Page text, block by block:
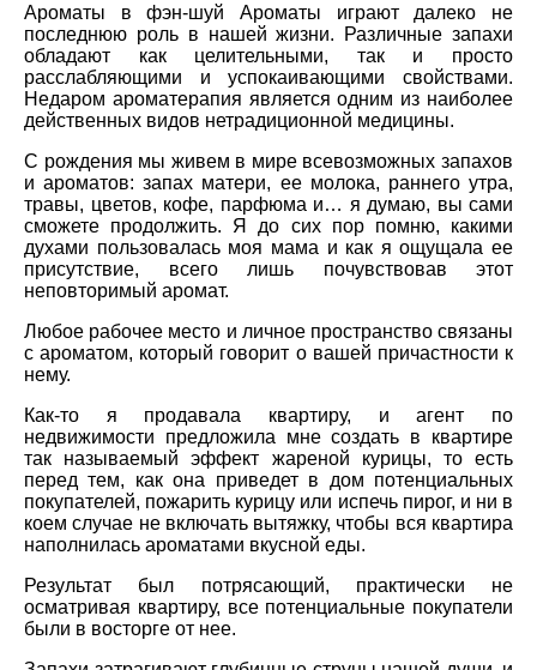
Ароматы в фэн-шуй Ароматы играют далеко не
последнюю роль в нашей жизни. Различные запахи
обладают как целительными, так и просто
расслабляющими и успокаивающими свойствами.
Недаром ароматерапия является одним из наиболее
действенных видов нетрадиционной медицины.
С рождения мы живем в мире всевозможных запахов
и ароматов: запах матери, ее молока, раннего утра,
травы, цветов, кофе, парфюма и… я думаю, вы сами
сможете продолжить. Я до сих пор помню, какими
духами пользовалась моя мама и как я ощущала ее
присутствие, всего лишь почувствовав этот
неповторимый аромат.
Любое рабочее место и личное пространство связаны
с ароматом, который говорит о вашей причастности к
нему.
Как-то я продавала квартиру, и агент по
недвижимости предложила мне создать в квартире
так называемый эффект жареной курицы, то есть
перед тем, как она приведет в дом потенциальных
покупателей, пожарить курицу или испечь пирог, и ни в
коем случае не включать вытяжку, чтобы вся квартира
наполнилась ароматами вкусной еды.
Результат был потрясающий, практически не
осматривая квартиру, все потенциальные покупатели
были в восторге от нее.